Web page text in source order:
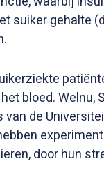
suiker gehalte
bloed. Welnu,
van de
door hun